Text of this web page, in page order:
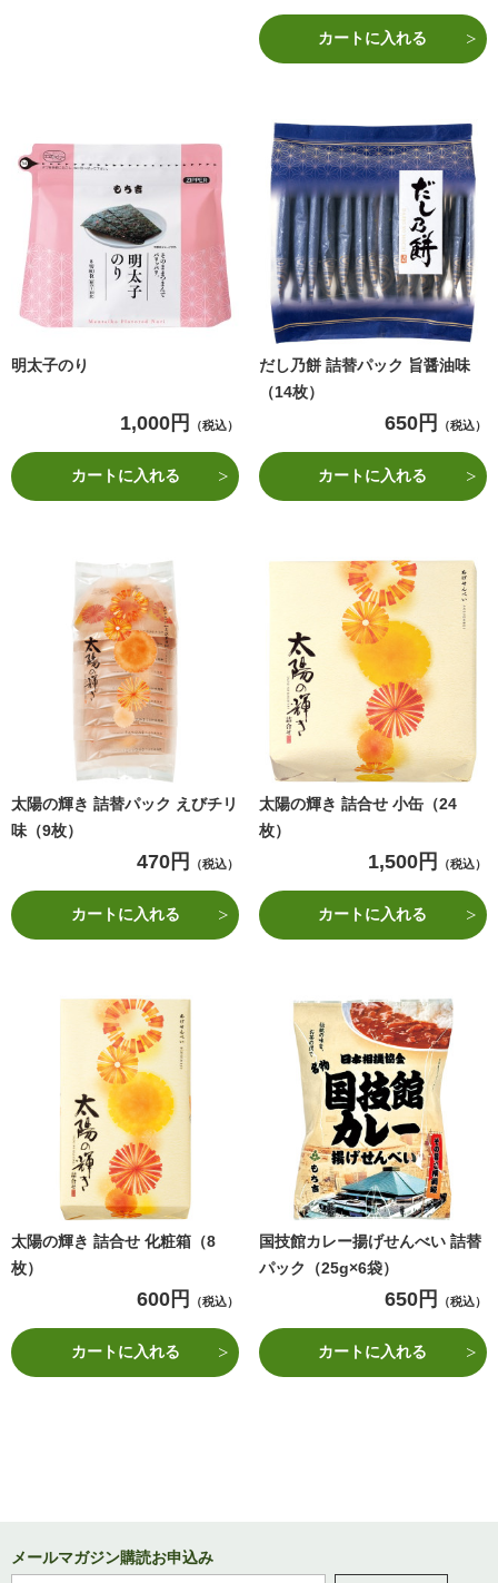
カートに入れる
明太子のり
1,000円 （税込）
カートに入れる
だし乃餅 詰替パック 旨醤油味
（14枚）
650円 （税込）
カートに入れる
太陽の輝き 詰替パック えびチリ
味（9枚）
470円 （税込）
カートに入れる
太陽の輝き 詰合せ 小缶（24
枚）
1,500円 （税込）
カートに入れる
太陽の輝き 詰合せ 化粧箱（8
枚）
600円 （税込）
カートに入れる
国技館カレー揚げせんべい 詰替
パック（25g×6袋）
650円 （税込）
カートに入れる
メールマガジン購読お申込み